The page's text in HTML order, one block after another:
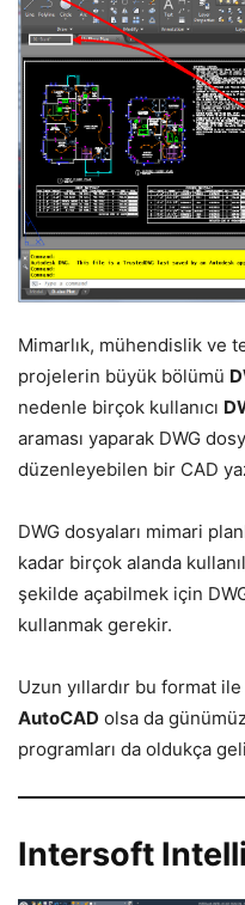
Mimarlık, mühendislik ve
projelerin büyük bölümü
nedenle birçok kullanıcı
araması yaparak DWG
düzenleyebilen bir CAD
DWG dosyaları mimari
kadar birçok alanda
şekilde açabilmek için
kullanmak gerekir.
Uzun yıllardır bu format ile
AutoCAD olsa da
programları da oldukça
Intersoft